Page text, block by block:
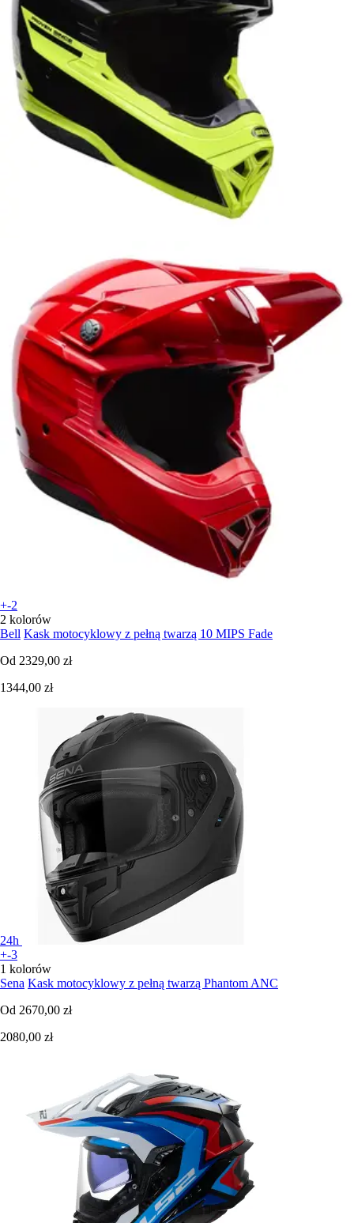
+-2
2 kolorów
Bell Kask motocyklowy z pełną twarzą 10 MIPS Fade
Od 2329,00 zł
1344,00 zł
24h
+-3
1 kolorów
Sena Kask motocyklowy z pełną twarzą Phantom ANC
Od 2670,00 zł
2080,00 zł